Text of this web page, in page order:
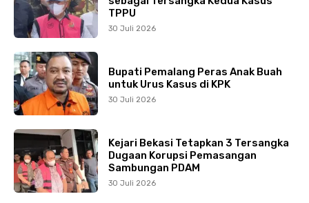
TPPU
30 Juli 2026
Bupati Pemalang Peras Anak Buah
untuk Urus Kasus di KPK
30 Juli 2026
Kejari Bekasi Tetapkan 3 Tersangka
Dugaan Korupsi Pemasangan
Sambungan PDAM
30 Juli 2026